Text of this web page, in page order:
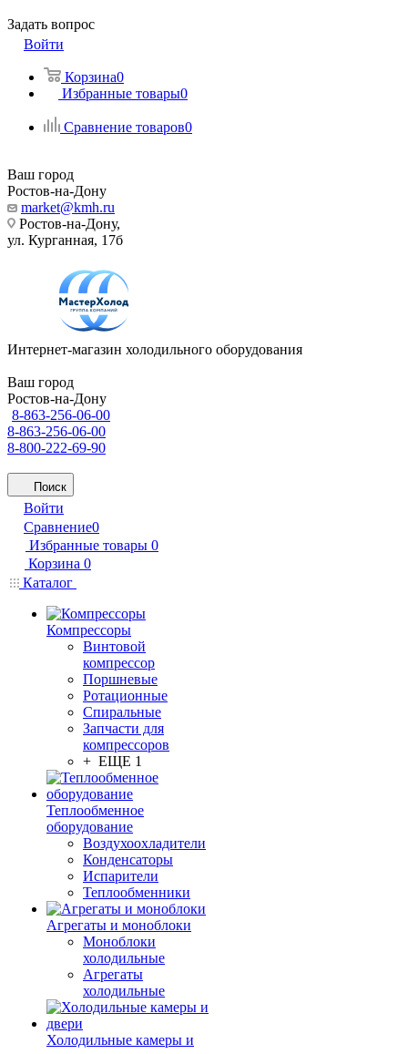
Задать вопрос
Войти
Корзина0
Избранные товары0
Сравнение товаров0
Ваш город
Ростов-на-Дону
market@kmh.ru
Ростов-на-Дону,
ул. Курганная, 17б
Интернет-магазин холодильного оборудования
Ваш город
Ростов-на-Дону
8-863-256-06-00
8-863-256-06-00
8-800-222-69-90
Поиск
Войти
Сравнение0
Избранные товары 0
Корзина 0
Каталог
Компрессоры
Винтовой
компрессор
Поршневые
Ротационные
Спиральные
Запчасти для
компрессоров
+ ЕЩЕ 1
Теплообменное
оборудование
Воздухоохладители
Конденсаторы
Испарители
Теплообменники
Агрегаты и моноблоки
Моноблоки
холодильные
Агрегаты
холодильные
Холодильные камеры и